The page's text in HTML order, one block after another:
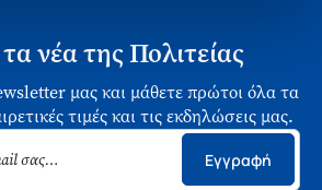
νέα της Πολιτείας
μας και μάθετε πρώτοι όλα τα
τιμές και τις εκδηλώσεις μας.
Εγγραφή